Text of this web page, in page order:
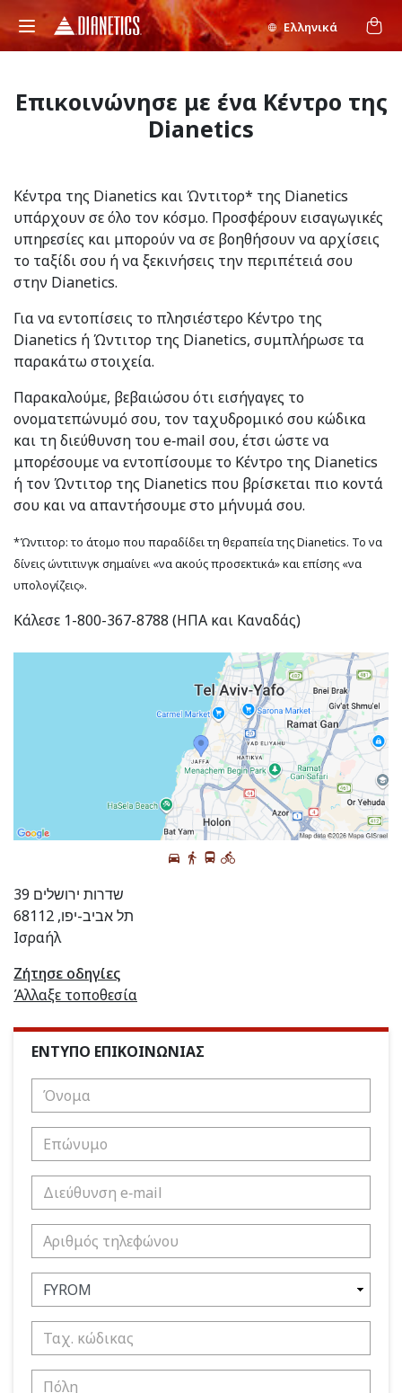
Ελληνικά
Επικοινώνησε με ένα Κέντρο της
Dianetics
Κέντρα της Dianetics και Ώντιτορ* της Dianetics
υπάρχουν σε όλο τον κόσμο. Προσφέρουν εισαγωγικές
υπηρεσίες και μπορούν να σε βοηθήσουν να αρχίσεις
το ταξίδι σου ή να ξεκινήσεις την περιπέτειά σου
στην Dianetics.
Για να εντοπίσεις το πλησιέστερο Κέντρο της
Dianetics ή Ώντιτορ της Dianetics, συμπλήρωσε τα
παρακάτω στοιχεία.
Παρακαλούμε, βεβαιώσου ότι εισήγαγες το
ονοματεπώνυμό σου, τον ταχυδρομικό σου κώδικα
και τη διεύθυνση του e‑mail σου, έτσι ώστε να
μπορέσουμε να εντοπίσουμε το Κέντρο της Dianetics
ή τον Ώντιτορ της Dianetics που βρίσκεται πιο κοντά
σου και να απαντήσουμε στο μήνυμά σου.
*Ώντιτορ: το άτομο που παραδίδει τη θεραπεία της Dianetics. Το να
δίνεις ώντιτινγκ σημαίνει «να ακούς προσεκτικά» και επίσης «να
υπολογίζεις».
Κάλεσε 1-800-367-8788 (ΗΠΑ και Καναδάς)
שדרות ירושלים 39
תל אביב-יפו, 68112
Ισραήλ
Ζήτησε οδηγίες
Άλλαξε τοποθεσία
ΕΝΤΥΠΟ ΕΠΙΚΟΙΝΩΝΙΑΣ